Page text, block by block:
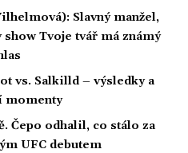
Slavný manžel,
Tvoje tvář má známý
vs. Salkilld – výsledky a
momenty
Čepo odhalil, co stálo za
UFC debutem